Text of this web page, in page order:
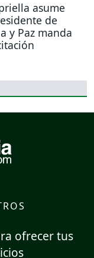
asume
de
y Paz manda
ofrecer tus